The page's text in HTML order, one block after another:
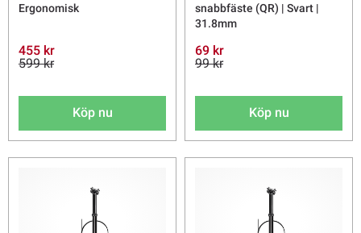
Ergonomisk
455 kr
599 kr
Köp nu
snabbfäste (QR) | Svart |
31.8mm
69 kr
99 kr
Köp nu